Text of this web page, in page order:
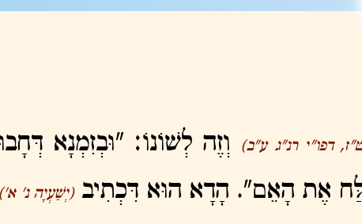
דפו"י רנ"ג ע"ב)
וְזֶה לְשׁוֹנוֹ: "וּבְזִמְנָא
אֶת הָאֵם". הָדָא הוּא דִּכְתִיב(יְשַׁעְיָה נ' א')